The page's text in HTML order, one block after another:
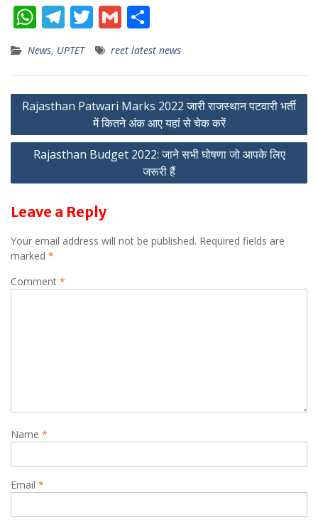
W
at
s
A
p
p
T
el
e
gr
a
m
T
w
itt
er
G
m
ai
l
h
ar
e
News, UPTET reet latest news
Post
navigation
Rajasthan Patwari Marks 2022 जारी राजस्थान पटवारी भर्ती
में कितने अंक आए यहां से चेक करें
Rajasthan Budget 2022: जाने सभी घोषणा जो आपके लिए
जरूरी हैं
Leave a Reply
Your email address will not be published. Required fields are
marked *
Comment *
Name *
Email *